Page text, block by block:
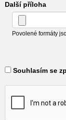
Další příloha
Povolené formáty
Souhlasím se